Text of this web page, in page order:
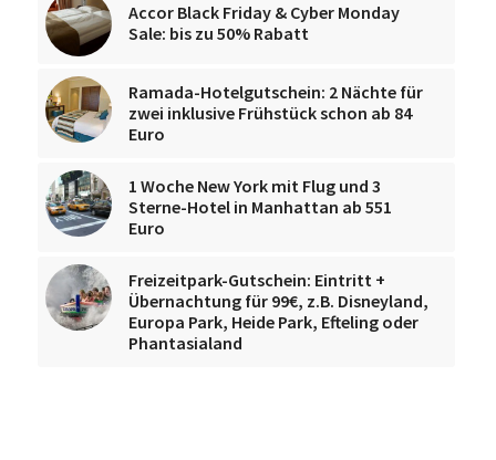
Accor Black Friday & Cyber Monday
Sale: bis zu 50% Rabatt
Ramada-Hotelgutschein: 2 Nächte für
zwei inklusive Frühstück schon ab 84
Euro
1 Woche New York mit Flug und 3
Sterne-Hotel in Manhattan ab 551
Euro
Freizeitpark-Gutschein: Eintritt +
Übernachtung für 99€, z.B. Disneyland,
Europa Park, Heide Park, Efteling oder
Phantasialand